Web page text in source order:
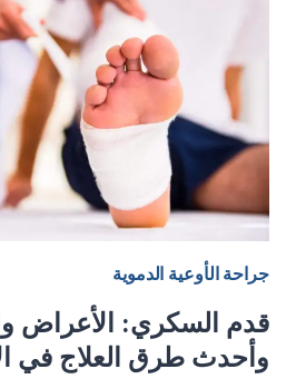
مجرد
تعب
أم
انسداد
الشرايين
الطرفية؟
جراحة الأوعية الدموية
قدم السكري: الأعراض
وأحدث طرق العلاج في